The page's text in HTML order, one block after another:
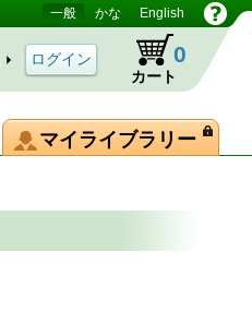
一般 かな English
カート
0
マイライブラリー